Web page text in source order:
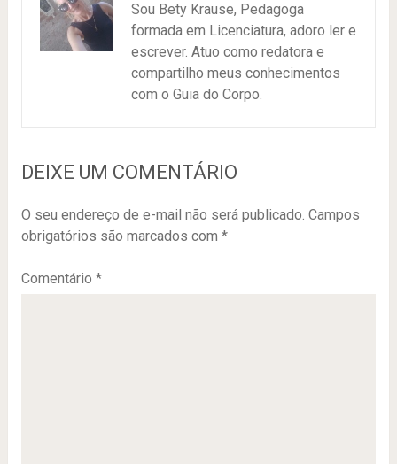
Sou Bety Krause, Pedagoga
formada em Licenciatura, adoro ler e
escrever. Atuo como redatora e
compartilho meus conhecimentos
com o Guia do Corpo.
DEIXE UM COMENTÁRIO
O seu endereço de e-mail não será publicado. Campos
obrigatórios são marcados com *
Comentário *